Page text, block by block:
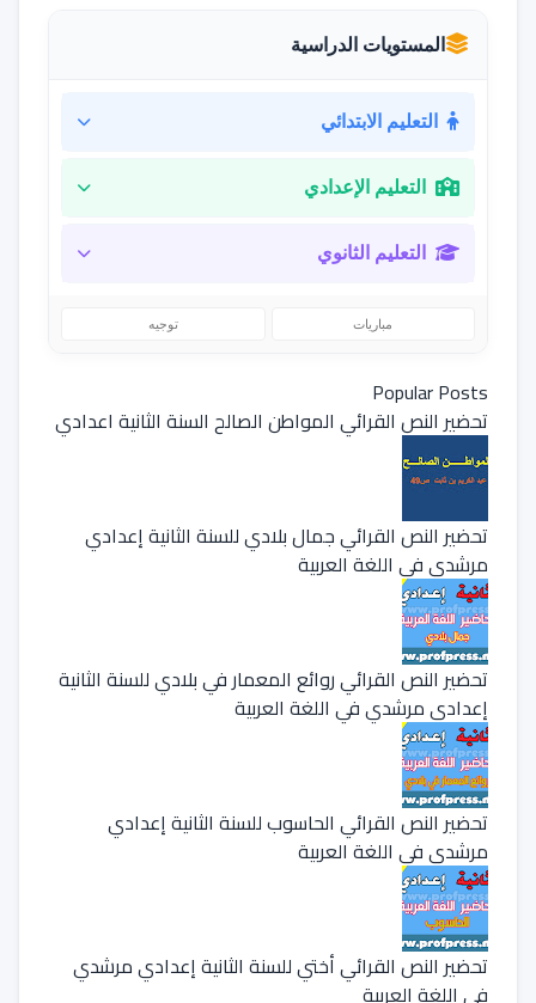
المستويات الدراسية
التعليم الابتدائي
التعليم الإعدادي
التعليم الثانوي
مباريات توجيه
Popular Posts
تحضير النص القرائي المواطن الصالح السنة الثانية اعدادي
تحضير النص القرائي جمال بلادي للسنة الثانية إعدادي
مرشدي في اللغة العربية
تحضير النص القرائي روائع المعمار في بلادي للسنة الثانية
إعدادي مرشدي في اللغة العربية
تحضير النص القرائي الحاسوب للسنة الثانية إعدادي
مرشدي في اللغة العربية
تحضير النص القرائي أختي للسنة الثانية إعدادي مرشدي
في اللغة العربية